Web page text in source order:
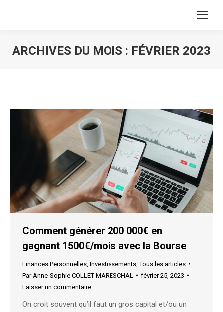
ARCHIVES DU MOIS : FÉVRIER 2023
Comment générer 200 000€ en
gagnant 1500€/mois avec la Bourse
Finances Personnelles Investissements ,Tous les articles
Par Anne-Sophie COLLET-MARESCHAL
février 25, 2023
Laisser un commentaire
On croit souvent qu’il faut un gros capital et/ou un